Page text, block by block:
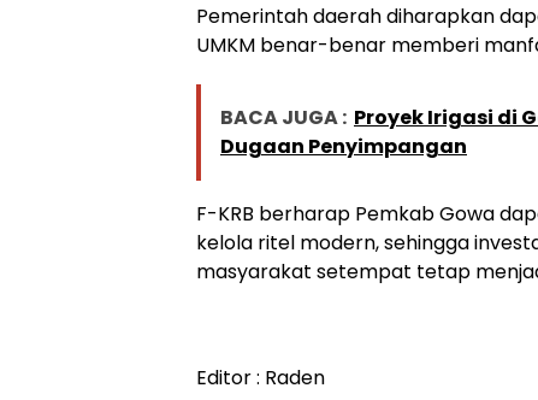
Pemerintah daerah diharapkan
UMKM benar-benar memberi
BACA JUGA : Proyek Irigasi di
Dugaan Penyimpangan
F-KRB berharap Pemkab Gowa
kelola ritel modern, sehingga
masyarakat setempat tetap
Editor : Raden